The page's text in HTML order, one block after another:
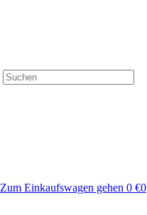
Zum Einkaufswagen gehen 0 €0